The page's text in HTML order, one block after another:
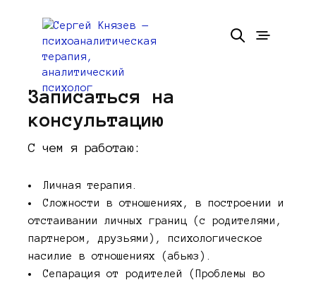
Записаться на
консультацию
С чем я работаю:
Личная терапия.
Сложности в отношениях, в построении и
отстаивании личных границ (с родителями,
партнером, друзьями), психологическое
насилие в отношениях (абьюз).
Сепарация от родителей (Проблемы во